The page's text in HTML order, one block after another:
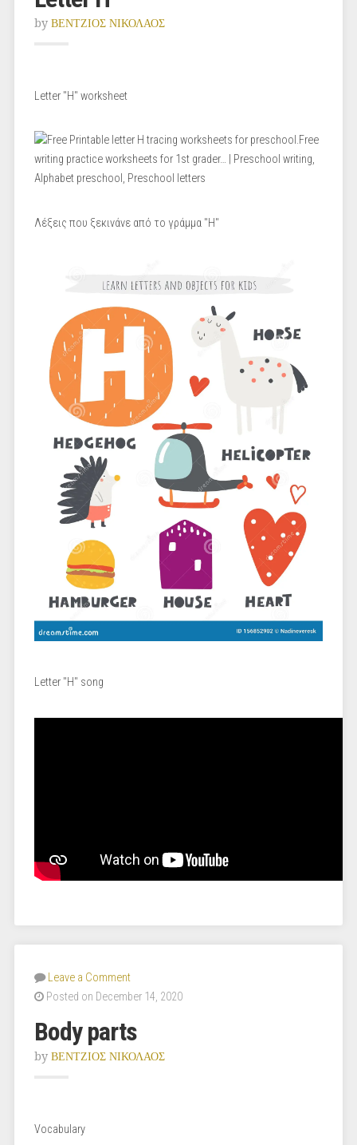
by ΒΕΝΤΖΙΟΣ ΝΙΚΟΛΑΟΣ
Letter "H" worksheet
Λέξεις που ξεκινάνε από το γράμμα "H"
Letter "H" song
Leave a Comment
Posted on December 14, 2020
Body parts
by ΒΕΝΤΖΙΟΣ ΝΙΚΟΛΑΟΣ
Vocabulary